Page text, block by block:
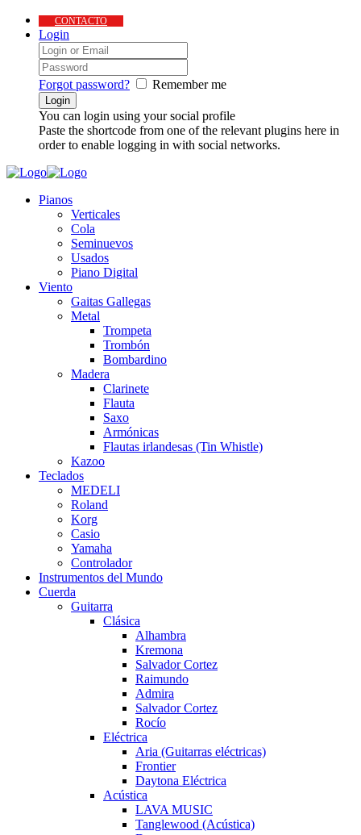
CONTACTO
Login
Forgot password? Remember me
You can login using your social profile
Paste the shortcode from one of the relevant plugins here in
order to enable logging in with social networks.
Pianos
Verticales
Cola
Seminuevos
Usados
Piano Digital
Viento
Gaitas Gallegas
Metal
Trompeta
Trombón
Bombardino
Madera
Clarinete
Flauta
Saxo
Armónicas
Flautas irlandesas (Tin Whistle)
Kazoo
Teclados
MEDELI
Roland
Korg
Casio
Yamaha
Controlador
Instrumentos del Mundo
Cuerda
Guitarra
Clásica
Alhambra
Kremona
Salvador Cortez
Raimundo
Admira
Salvador Cortez
Rocío
Eléctrica
Aria (Guitarras eléctricas)
Frontier
Daytona Eléctrica
Acústica
LAVA MUSIC
Tanglewood (Acústica)